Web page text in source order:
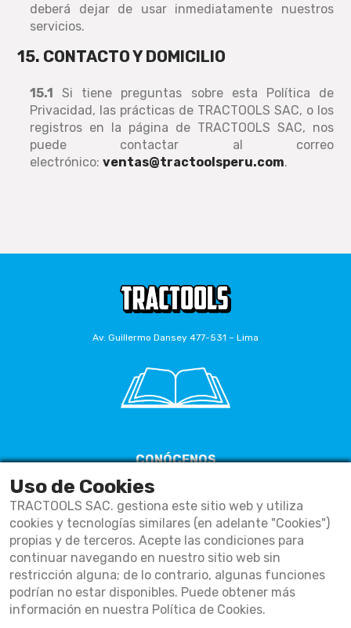
deberá dejar de usar inmediatamente nuestros
servicios.
15. CONTACTO Y DOMICILIO
15.1 Si tiene preguntas sobre esta Política de
Privacidad, las prácticas de TRACTOOLS SAC, o los
registros en la página de TRACTOOLS SAC, nos
puede contactar al correo
electrónico: ventas@tractoolsperu.com.
Av. Guillermo Dansey 477-531 – Lima
CONÓCENOS
Contáctanos
Términos Y Condiciones
Políticas De Privacidad
Políticas De Cookies
Preguntas Frecuentes
Uso de Cookies
TRACTOOLS SAC. gestiona este sitio web y utiliza
cookies y tecnologías similares (en adelante "Cookies")
propias y de terceros. Acepte las condiciones para
continuar navegando en nuestro sitio web sin
restricción alguna; de lo contrario, algunas funciones
podrían no estar disponibles. Puede obtener más
información en nuestra Política de Cookies.